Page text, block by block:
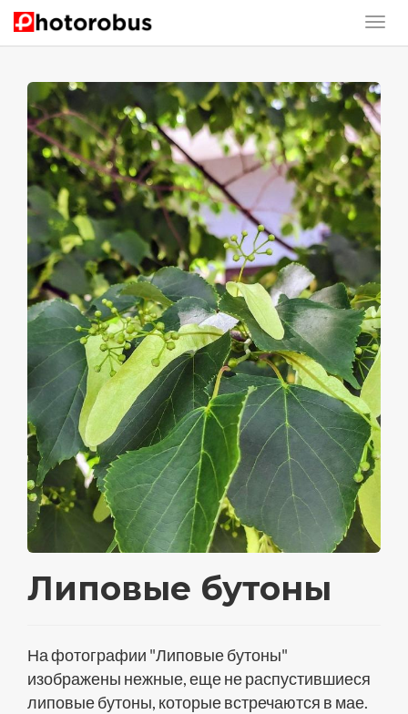
Липовые бутоны
На фотографии "Липовые бутоны"
изображены нежные, еще не распустившиеся
липовые бутоны, которые встречаются в мае.